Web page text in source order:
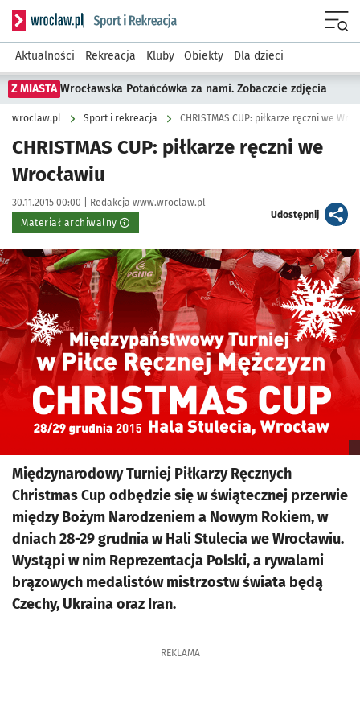
Serwis informacyjny wroclaw.pl podserwis: Sport i rekreacja
Aktualności Rekreacja Kluby Obiekty Dla dzieci
Z MIASTA Wrocławska Potańcówka za nami. Zobaczcie zdjęcia
wroclaw.pl Sport i rekreacja CHRISTMAS CUP: piłkarze ręczni we
CHRISTMAS CUP: piłkarze ręczni we
Wrocławiu
Data publikacji:
30.11.2015 00:00 | Autor:
Redakcja www.wroclaw.pl
Materiał archiwalny
Udostępnijartykuł
Kliknij, aby powiększyć
Międzynarodowy Turniej Piłkarzy Ręcznych
Christmas Cup odbędzie się w świątecznej przerwie
między Bożym Narodzeniem a Nowym Rokiem, w
dniach 28-29 grudnia w Hali Stulecia we Wrocławiu.
Wystąpi w nim Reprezentacja Polski, a rywalami
brązowych medalistów mistrzostw świata będą
Czechy, Ukraina oraz Iran.
REKLAMA